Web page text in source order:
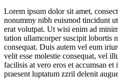
Lorem ipsum dolor sit amet,
nonummy nibh euismod tincidunt
erat volutpat. Ut wisi enim ad
tation ullamcorper suscipit lobortis
consequat. Duis autem vel eum
velit esse molestie consequat, vel
facilisis at vero eros et accumsan
praesent luptatum zzril delenit